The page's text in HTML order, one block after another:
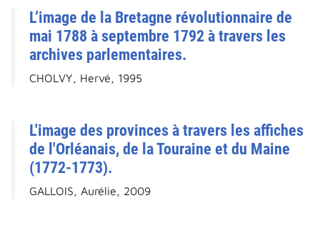
L’image de la Bretagne révolutionnaire de
mai 1788 à septembre 1792 à travers les
archives parlementaires.
CHOLVY, Hervé, 1995
L'image des provinces à travers les affiches
de l'Orléanais, de la Touraine et du Maine
(1772-1773).
GALLOIS, Aurélie, 2009